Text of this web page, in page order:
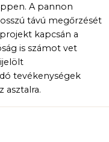
A pannon
távú megőrzését
kapcsán a
is számot vet
tevékenységek
asztalra.